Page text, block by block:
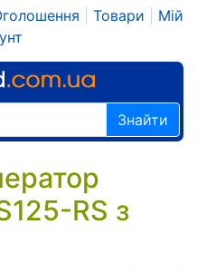
Товари
Мій
Знайти
RS з